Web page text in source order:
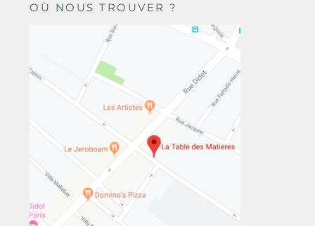
OÙ NOUS TROUVER ?